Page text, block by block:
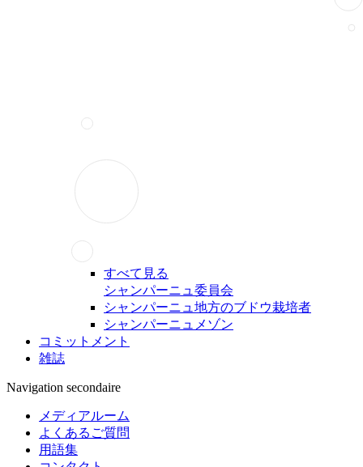
すべて見る
シャンパーニュ委員会
シャンパーニュ地方のブドウ栽培者
シャンパーニュメゾン
コミットメント
雑誌
Navigation secondaire
メディアルーム
よくあるご質問
用語集